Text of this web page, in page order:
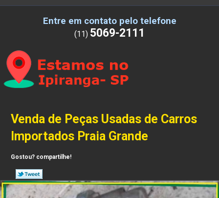
Entre em contato pelo telefone
(11) 5069-2111
Venda de Peças Usadas de Carros
Importados Praia Grande
Gostou? compartilhe!